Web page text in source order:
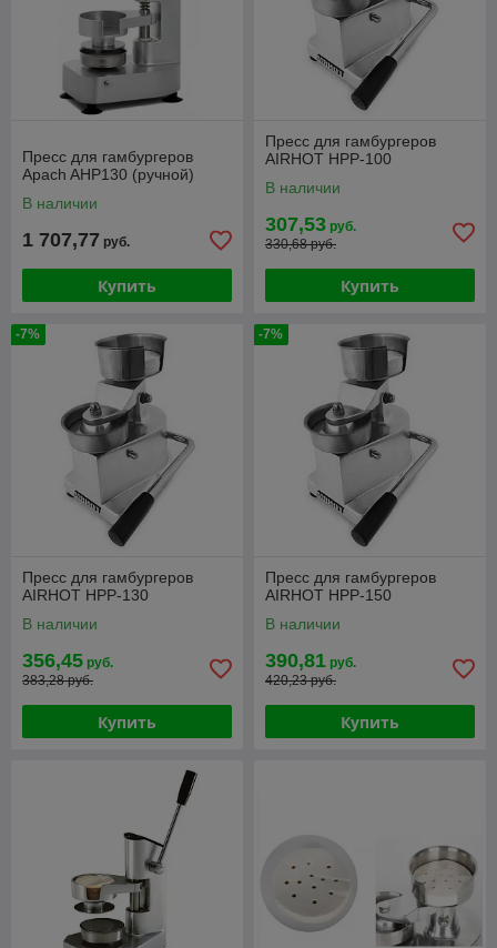
Пресс для гамбургеров
Apach AHP130 (ручной)
В наличии
1 707,77 руб.
Купить
Пресс для гамбургеров
AIRHOT HPP-100
В наличии
307,53 руб.
330,68 руб.
Купить
-7%
Пресс для гамбургеров
AIRHOT HPP-130
В наличии
356,45 руб.
383,28 руб.
Купить
-7%
Пресс для гамбургеров
AIRHOT HPP-150
В наличии
390,81 руб.
420,23 руб.
Купить